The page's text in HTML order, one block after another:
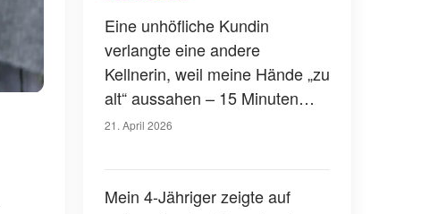
Eine unhöfliche Kundin
verlangte eine andere
Kellnerin, weil meine Hände „zu
alt“ aussahen – 15 Minuten
später schlug das Karma hart
21. April 2026
Mein 4-Jähriger zeigte auf